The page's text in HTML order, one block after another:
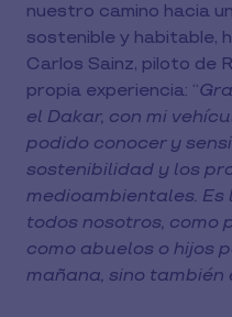
nuestro camino hacia
sostenible y habitable,
Carlos Sainz, piloto de
propia experiencia: “
el Dakar, con mi
podido conocer y
sostenibilidad y los
medioambientales.
todos nosotros, como
como abuelos o hijos
mañana, sino también